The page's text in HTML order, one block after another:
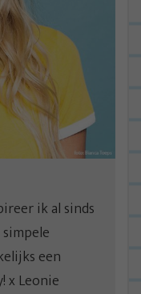
ik al sinds
een
x Leonie